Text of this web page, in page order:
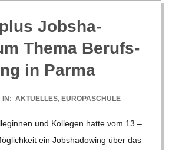
Job­sha­
Thema Berufs­
in Parma
IN: AKTUELLES, EUROPASCHULE
und Kol­le­gen hatte vom 13.–
ein Job­sha­dowing über das